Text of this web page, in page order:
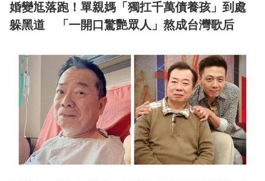
婚變尪落跑！單親媽「獨扛千萬債養孩」到處
躲黑道 「一開口驚艷眾人」熬成台灣歌后